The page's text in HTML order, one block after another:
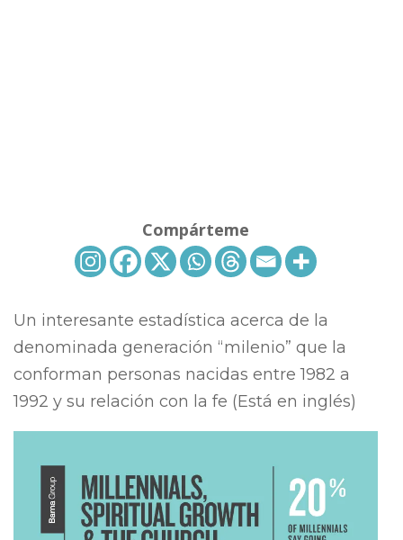
Compárteme
Un interesante estadística acerca de la
denominada generación “milenio” que la
conforman personas nacidas entre 1982 a
1992 y su relación con la fe (Está en inglés)